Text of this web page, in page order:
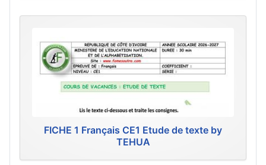
FICHE 1 Français CE1 Etude de texte by
TEHUA